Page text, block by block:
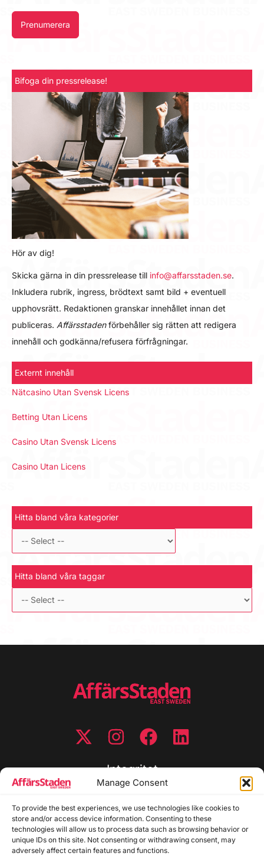
Manage Consent
To provide the best experiences, we use technologies like cookies to
store and/or access device information. Consenting to these
technologies will allow us to process data such as browsing behavior or
unique IDs on this site. Not consenting or withdrawing consent, may
adversely affect certain features and functions.
Prenumerera
Bifoga din pressrelease!
Hör av dig!
Skicka gärna in din pressrelease till info@affarsstaden.se.
Inkludera rubrik, ingress, brödtext samt bild + eventuell
upphovsrätt. Redaktionen granskar innehållet innan det
publiceras. Affärsstadenförbehåller sig rätten att redigera
innehåll och godkänna/refusera förfrågningar.
Externt innehåll
Nätcasino Utan Svensk Licens
Betting Utan Licens
Casino Utan Svensk Licens
Casino Utan Licens
Hitta bland våra kategorier
Hitta bland våra taggar
Integritet
Cookiepolicy
Disclaimer
Redaktionell policy
Utgivarinformation